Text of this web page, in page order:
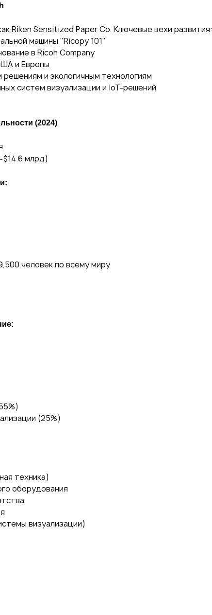
Riken Sensitized Paper Co. Ключевые вехи развития:
машины "Ricopy 101"
в Ricoh Company
и Европы
и экологичным технологиям
систем визуализации и IoT-решений
(2024)
млрд)
человек по всему миру
(25%)
техника)
оборудования
визуализации)